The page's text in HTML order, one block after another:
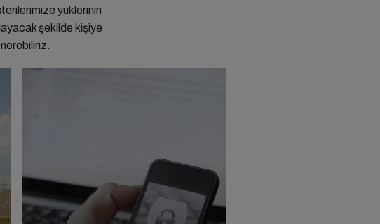
yüklerinin
şekilde kişiye